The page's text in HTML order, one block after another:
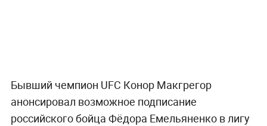
Бывший чемпион UFC Конор Макгрегор
анонсировал возможное подписание
российского бойца Фёдора Емельяненко в лигу